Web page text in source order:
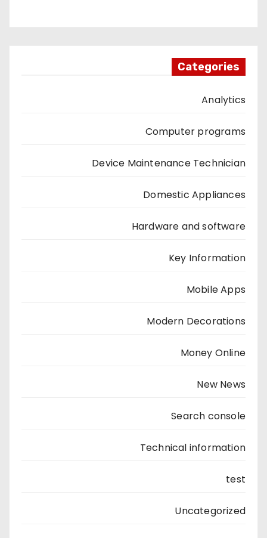
Categories
Analytics
Computer programs
Device Maintenance Technician
Domestic Appliances
Hardware and software
Key Information
Mobile Apps
Modern Decorations
Money Online
New News
Search console
Technical information
test
Uncategorized